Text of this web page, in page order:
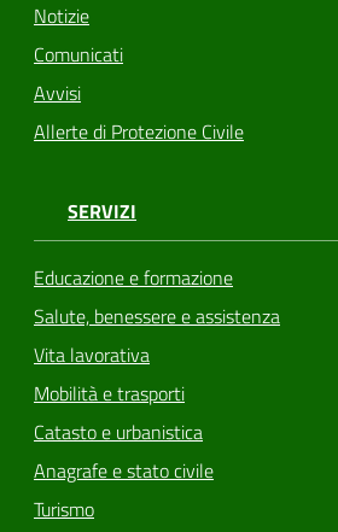
Notizie
Comunicati
Avvisi
Allerte di Protezione Civile
SERVIZI
Educazione e formazione
Salute, benessere e assistenza
Vita lavorativa
Mobilità e trasporti
Catasto e urbanistica
Anagrafe e stato civile
Turismo